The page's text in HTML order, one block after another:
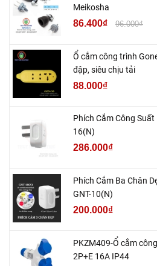
Meikosha
86.400₫ 96.000₫
Ổ cắm công trình
đập, siêu chịu tải
88.000₫
Phích Cắm Công
16(N)
286.000₫
Phích Cắm Ba Chân
GNT-10(N)
200.000₫
PKZM409-Ổ cắm
2P+E 16A IP44